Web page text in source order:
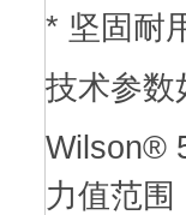
* 坚固耐
技术参数
Wilson®
力值范